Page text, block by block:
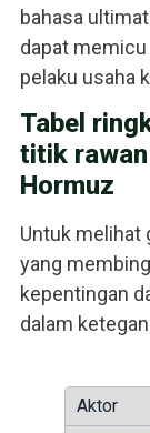
bahasa
dapat
pelaku usaha
Tabel
titik
Hormuz
Untuk melihat
yang
kepentingan
dalam